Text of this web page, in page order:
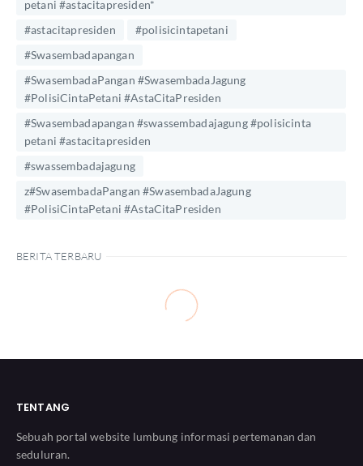
petani #astacitapresiden*
#astacitapresiden
#polisicintapetani
#Swasembadapangan
#SwasembadaPangan #SwasembadaJagung
#PolisiCintaPetani #AstaCitaPresiden
#Swasembadapangan #swassembadajagung #polisicinta
petani #astacitapresiden
#swassembadajagung
z#SwasembadaPangan #SwasembadaJagung
#PolisiCintaPetani #AstaCitaPresiden
BERITA TERBARU
TENTANG
Sebuah portal website lumbung informasi pertemanan dan
seduluran.